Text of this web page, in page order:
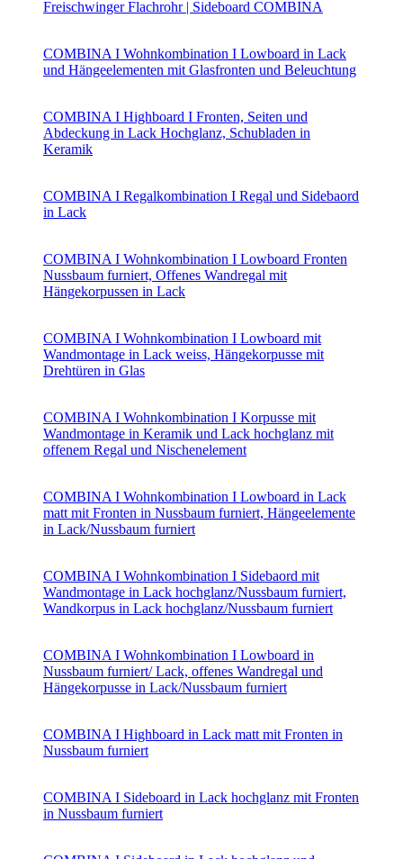
Freischwinger Flachrohr | Sideboard COMBINA
COMBINA I Wohnkombination I Lowboard in Lack
und Hängeelementen mit Glasfronten und Beleuchtung
COMBINA I Highboard I Fronten, Seiten und
Abdeckung in Lack Hochglanz, Schubladen in
Keramik
COMBINA I Regalkombination I Regal und Sidebaord
in Lack
COMBINA I Wohnkombination I Lowboard Fronten
Nussbaum furniert, Offenes Wandregal mit
Hängekorpussen in Lack
COMBINA I Wohnkombination I Lowboard mit
Wandmontage in Lack weiss, Hängekorpusse mit
Drehtüren in Glas
COMBINA I Wohnkombination I Korpusse mit
Wandmontage in Keramik und Lack hochglanz mit
offenem Regal und Nischenelement
COMBINA I Wohnkombination I Lowboard in Lack
matt mit Fronten in Nussbaum furniert, Hängeelemente
in Lack/Nussbaum furniert
COMBINA I Wohnkombination I Sidebaord mit
Wandmontage in Lack hochglanz/Nussbaum furniert,
Wandkorpus in Lack hochglanz/Nussbaum furniert
COMBINA I Wohnkombination I Lowboard in
Nussbaum furniert/ Lack, offenes Wandregal und
Hängekorpusse in Lack/Nussbaum furniert
COMBINA I Highboard in Lack matt mit Fronten in
Nussbaum furniert
COMBINA I Sideboard in Lack hochglanz mit Fronten
in Nussbaum furniert